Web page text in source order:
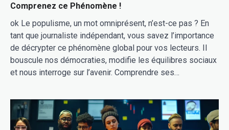
Comprenez ce Phénomène !
ok Le populisme, un mot omniprésent, n’est-ce pas ? En
tant que journaliste indépendant, vous savez l’importance
de décrypter ce phénomène global pour vos lecteurs. Il
bouscule nos démocraties, modifie les équilibres sociaux
et nous interroge sur l’avenir. Comprendre ses…